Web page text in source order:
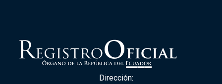
Dirección: